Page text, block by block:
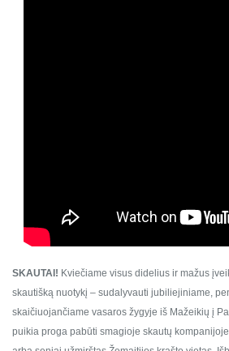
SKAUTAI! Kviečiame visus didelius ir mažus
skautišką nuotykį – sudalyvauti jubiliejiniame,
skaičiuojančiame vasaros žygyje iš Mažeikių į
puikia proga pabūti smagioje skautų